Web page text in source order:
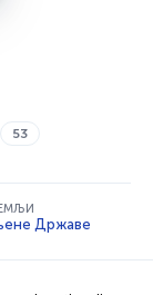
53
Државе